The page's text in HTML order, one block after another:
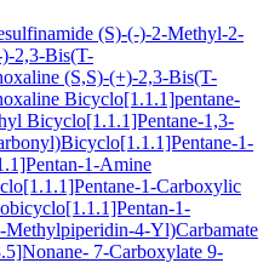
(S)-(-)-2-Methyl-2-
2,3-Bis(T-
(S,S)-(+)-2,3-Bis(T-
Bicyclo[1.1.1]pentane-
Bicyclo[1.1.1]Pentane-1,3-
1-
1-Amine
1-Carboxylic
1-
4-Yl)Carbamate
7-Carboxylate 9-